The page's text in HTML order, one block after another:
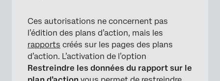
Ces autorisations ne concernent pas
l’édition des plans d’action, mais les
rapports créés sur les pages des plans
d’action. L’activation de l’option
Restreindre les données du rapport sur le